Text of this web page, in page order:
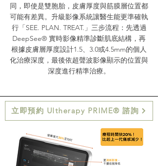
同，即使是雙胞胎，皮膚厚度與筋膜層位置都
可能有差異。升級影像系統讓醫生能更準確執
行「SEE. PLAN. TREAT.」三步流程：先透過
DeepSee® 實時影像精準診斷肌底結構，再
根據皮膚層厚度設計1.5、3.0或4.5mm的個人
化治療深度，最後依超聲波影像顯示的位置與
深度進行精準治療。
立即預約 Ultherapy PRIME® 諮詢